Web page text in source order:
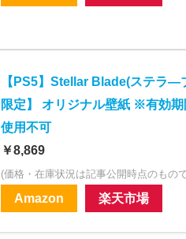
【PS5】Stellar Blade(ステラ
限定】 オリジナル壁紙 ※有効期
使用不可
￥8,869
(価格・在庫状況は記事公開時点のもの
Amazon 楽天市場